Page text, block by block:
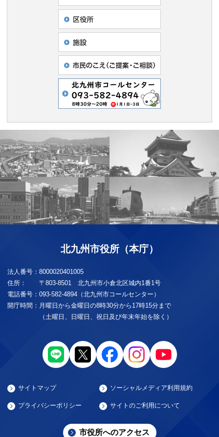
北九州市役所（本庁）
法人番号： 8000020401005
住所：
〒803-8501 北九州市小倉北区城内1番1号
電話番号： 093-582-4894（北九州市コールセンター）
開庁時間： 月曜日から金曜日の8時30分から17時15分まで
（土曜日、日曜日、祝日及び年末年始を除く）
サイトマップ ソーシャルメディア利用規約
プライバシーポリシー サイトのご利用について
市役所へのアクセス